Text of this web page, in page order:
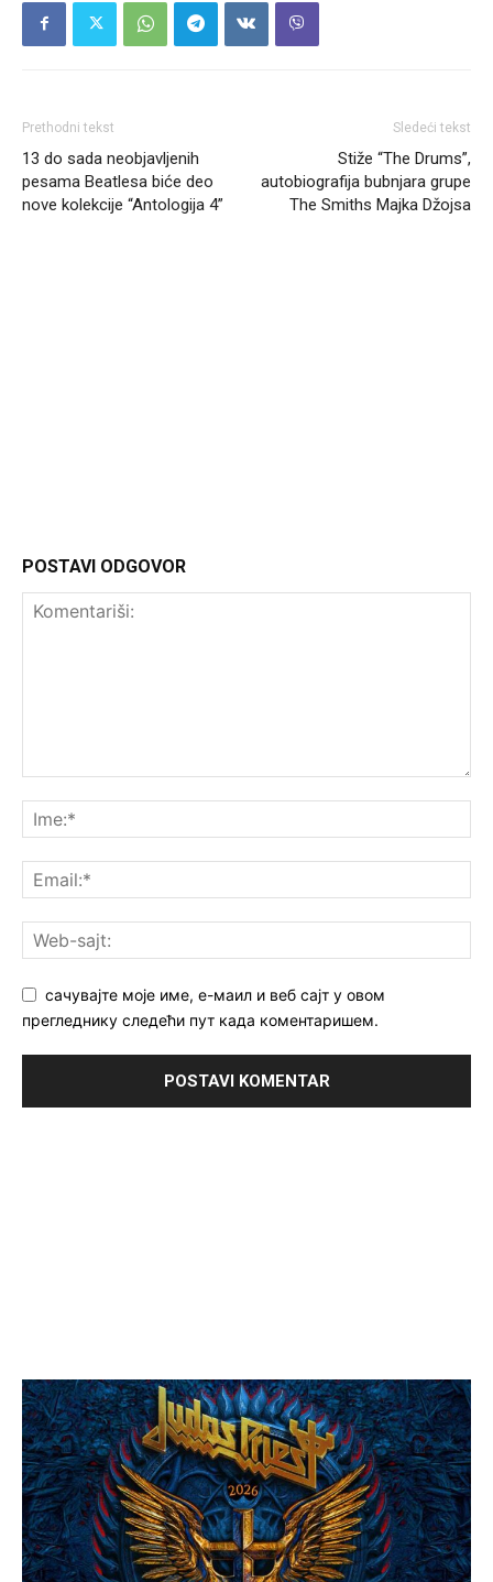
Prethodni tekst
13 do sada neobjavljenih
pesama Beatlesa biće deo
nove kolekcije “Antologija 4”
Sledeći tekst
Stiže “The Drums”,
autobiografija bubnjara grupe
The Smiths Majka Džojsa
POSTAVI ODGOVOR
сачувајте моје име, е-маил и веб сајт у овом
прегледнику следећи пут када коментаришем.